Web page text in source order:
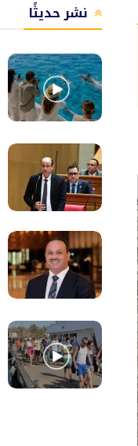
نشر حديثًا